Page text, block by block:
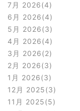
7月 2026 4
6月 2026 4
5月 2026 3
4月 2026 4
3月 2026 2
2月 2026 3
1月 2026 3
12月 2025 3
11月 2025 5